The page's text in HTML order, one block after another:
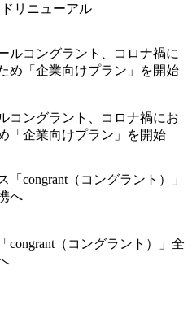
リニューアル
コングラント、コロナ禍にお
「企業向けプラン」を開始
congrant（コングラント）」全